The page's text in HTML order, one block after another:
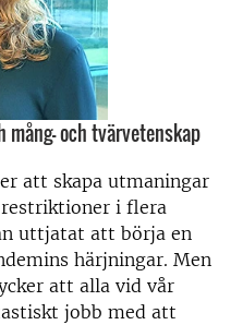
mång- och tvärvetenskap
att skapa utmaningar
i flera
uttjatat att börja en
härjningar. Men
att alla vid vår
jobb med att